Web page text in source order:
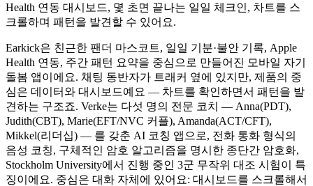
Health 연동 대시보드, 몇 초면 끝나는 일일 체크인, 차트를 스
크롤하며 패턴을 발견할 수 있어요.
Earkick은 친근한 팬더 마스코트, 일일 기분·불안 기록, Apple
Health 연동, 주간 패턴 요약을 중심으로 만들어진 모바일 자기
돌봄 앱이에요. 채팅 동반자가 트래커 옆에 있지만, 제품의 중
심은 데이터와 대시보드예요 — 차트를 확인하면서 패턴을 발
견하는 구조죠. Verke는 다섯 명의 전문 코치 — Anna(PDT),
Judith(CBT), Marie(EFT/NVC 커플), Amanda(ACT/CFT),
Mikkel(리더십) — 를 갖춘 AI 코칭 앱으로, 전화 통화 형식의
음성 코칭, 구체적인 암호 알고리즘을 명시한 종단간 암호화,
Stockholm University에서 진행 중인 3군 무작위 대조 시험이 특
징이에요. 중심은 대화 자체에 있어요: 대시보드를 스크롤해서